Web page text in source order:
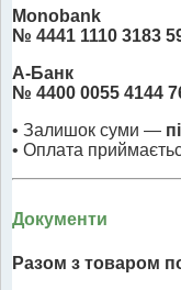
Monobank
№ 4441 1110 3183
А-Банк
№ 4400 0055 4144
• Залишок суми —
• Оплата
Документи
Разом з товаром